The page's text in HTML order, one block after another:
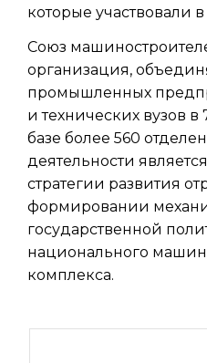
которые участвовали
Союз
организация,
промышленных
и технических вузов
базе более 560
деятельности
стратегии развития
формировании
государственной
национального
комплекса.